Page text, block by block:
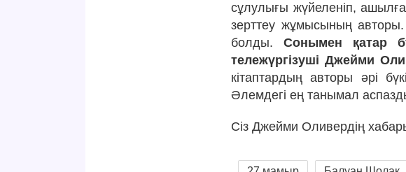
сұлулығы жүйеленіп,
зерттеу жұмысының
болды.Сонымен қатар
тележүргізуші Джейми
кітаптардың авторы әрі
Әлемдегі ең танымал
Сіз Джейми Оливердің